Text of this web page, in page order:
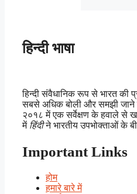
हिन्दी भाषा
हिन्दी संवैधानिक रूप से भारत की
सबसे अधिक बोली और समझी जाने
२०१८ में एक सर्वेक्षण के हवाले से
में हिंदीने भारतीय उपभोक्ताओं के
Important Links
होम
हमारे बारे में